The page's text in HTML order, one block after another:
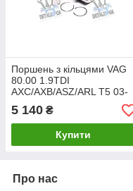
Поршень з кільцями VAG
80.00 1.9TDI
AXC/AXB/ASZ/ARL T5 03-
(CYL 1-2) TRAPEZ (вир-во
Nural) 87-114907-25 UA1
5 140 ₴
Купити
Про нас